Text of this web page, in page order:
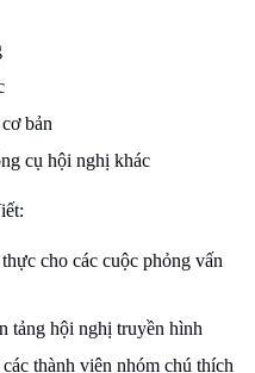
bản
cụ hội nghị khác
cho các cuộc phỏng vấn
tảng hội nghị truyền hình
thành viên nhóm chú thích